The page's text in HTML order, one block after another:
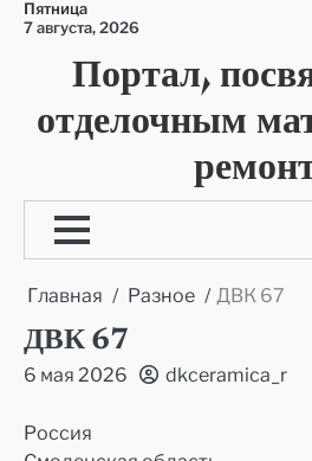
Перейти
содержимому
Пятница
7 августа, 2026
Портал,
отделочным
Главная Разное ДВК 67
ДВК 67
6 мая 2026 dkceramica_r
Россия